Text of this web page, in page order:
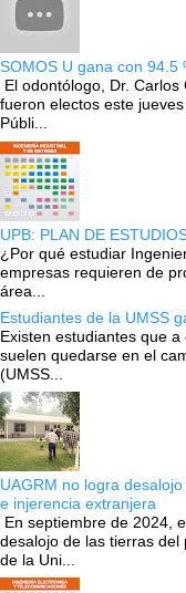
SOMOS U gana con 94.5
El odontólogo, Dr.
fueron electos este
Públi...
UPB: PLAN DE
¿Por qué estudiar
empresas requieren de
área...
Estudiantes de la UMSS
Existen estudiantes que
suelen quedarse en el
(UMSS...
UAGRM no logra
e injerencia extranjera
En septiembre de 2024,
desalojo de las tierras
de la Uni...